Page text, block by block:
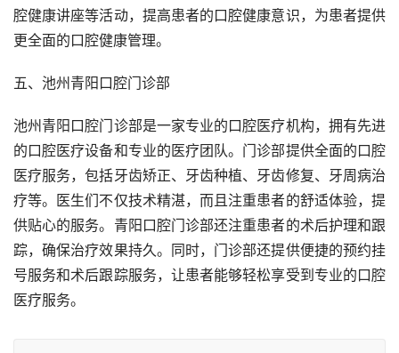
腔健康讲座等活动，提高患者的口腔健康意识，为患者提供
更全面的口腔健康管理。
五、池州青阳口腔门诊部
池州青阳口腔门诊部是一家专业的口腔医疗机构，拥有先进
的口腔医疗设备和专业的医疗团队。门诊部提供全面的口腔
医疗服务，包括牙齿矫正、牙齿种植、牙齿修复、牙周病治
疗等。医生们不仅技术精湛，而且注重患者的舒适体验，提
供贴心的服务。青阳口腔门诊部还注重患者的术后护理和跟
踪，确保治疗效果持久。同时，门诊部还提供便捷的预约挂
号服务和术后跟踪服务，让患者能够轻松享受到专业的口腔
医疗服务。